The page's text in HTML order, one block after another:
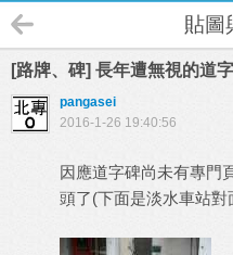
貼圖
[路牌、碑] 長年遭無視的道
pangasei
2016-1-26 19:40:56
因應道字碑尚未有專門
頭了(下面是淡水車站對